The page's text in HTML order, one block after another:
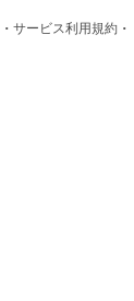
· サービス利用規約 ·